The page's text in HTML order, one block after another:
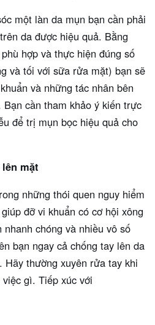
một làn da mụn bạn cần phải
da được hiệu quả. Bằng
hợp và thực hiện đúng số
và tối với sữa rửa mặt) bạn sẽ
và những tác nhân bên
cần tham khảo ý kiến trực
để trị mụn bọc hiệu quả cho
mặt
những thói quen nguy hiểm
đỡ vi khuẩn có cơ hội xông
chóng và nhiều vô số
bạn ngay cả chống tay lên da
Hãy thường xuyên rửa tay khi
gì. Tiếp xúc với